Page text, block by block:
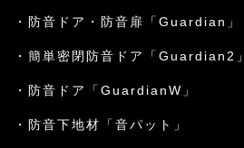
防音ドア・防音扉「Guardian」
簡単密閉防音ドア「Guardian2」
防音ドア「GuardianW」
防音下地材「音パット」